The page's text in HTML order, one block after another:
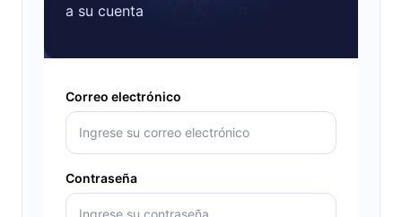
a su cuenta
Correo electrónico
Contraseña